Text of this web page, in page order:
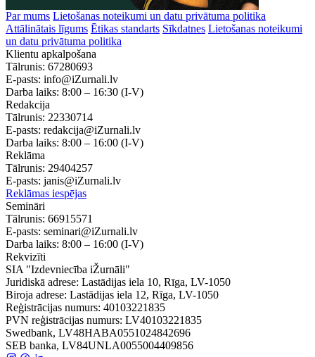
Par mums Lietošanas noteikumi un datu privātuma politika
Attālinātais līgums Ētikas standarts Sīkdatnes Lietošanas noteikumi
un datu privātuma politika
Klientu apkalpošana
Tālrunis: 67280693
E-pasts: info@iZurnali.lv
Darba laiks: 8:00 – 16:30 (I-V)
Redakcija
Tālrunis: 22330714
E-pasts: redakcija@iZurnali.lv
Darba laiks: 8:00 – 16:00 (I-V)
Reklāma
Tālrunis: 29404257
E-pasts: janis@iZurnali.lv
Reklāmas iespējas
Semināri
Tālrunis: 66915571
E-pasts: seminari@iZurnali.lv
Darba laiks: 8:00 – 16:00 (I-V)
Rekvizīti
SIA "Izdevniecība iŽurnāli"
Juridiskā adrese: Lastādijas iela 10, Rīga, LV-1050
Biroja adrese: Lastādijas iela 12, Rīga, LV-1050
Reģistrācijas numurs: 40103221835
PVN reģistrācijas numurs: LV40103221835
Swedbank, LV48HABA0551024842696
SEB banka, LV84UNLA0055004409856